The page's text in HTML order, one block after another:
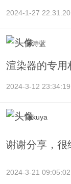
2024-1-27 22:31:20
保诗蓝
渲染器的专用
2024-3-12 23:34:19
Takuya
谢谢分享，很
2024-3-21 09:05:02